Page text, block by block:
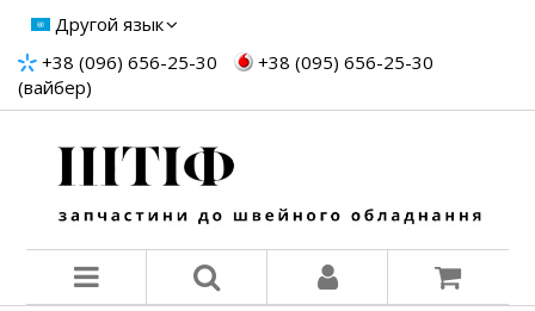
Другой язык
+38 (096) 656-25-30
+38 (095) 656-25-30
(вайбер)